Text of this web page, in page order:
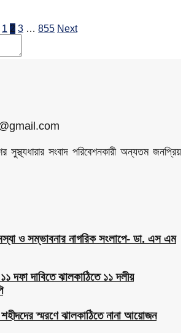
1 2 3 … 855 Next
সুস্থ্যধারার সংবাদ পরিবেশনকারী অন্যতম জনপ্রিয়
ও সম্ভাবনার নাগরিক সংলাপে- ডা. এস এম
দফা দাবিতে ঝালকাঠিতে ১১ দলীয়
স্মরণে ঝালকাঠিতে নানা আয়োজন